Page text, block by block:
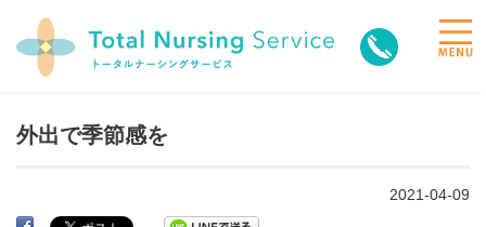
toggle
外出で季節感を
2021-04-09